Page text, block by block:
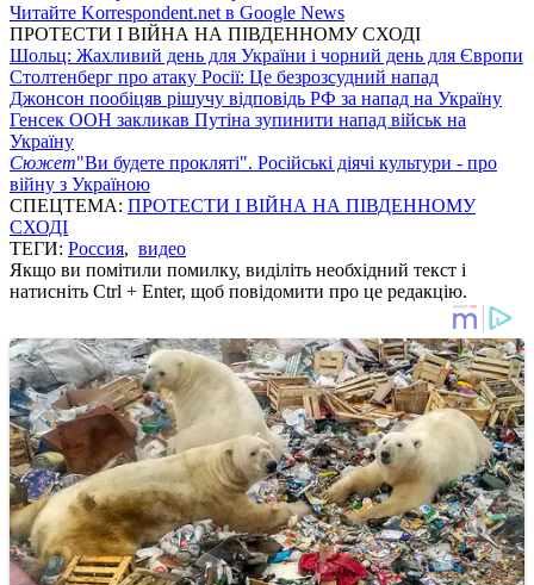
Читайте Korrespondent.net в Google News
ПРОТЕСТИ І ВІЙНА НА ПІВДЕННОМУ СХОДІ
Шольц: Жахливий день для України і чорний день для Європи
Столтенберг про атаку Росії: Це безрозсудний напад
Джонсон пообіцяв рішучу відповідь РФ за напад на Україну
Генсек ООН закликав Путіна зупинити напад військ на
Україну
Сюжет"Ви будете прокляті". Російські діячі культури - про
війну з Україною
СПЕЦТЕМА: ПРОТЕСТИ І ВІЙНА НА ПІВДЕННОМУ
СХОДІ
ТЕГИ: Россия, видео
Якщо ви помітили помилку, виділіть необхідний текст і
натисніть Ctrl + Enter, щоб повідомити про це редакцію.